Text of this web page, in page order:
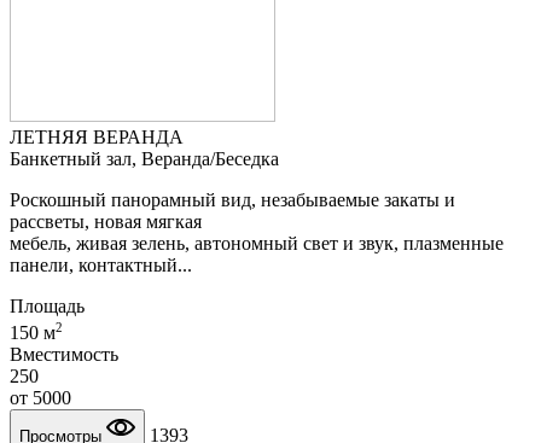
ЛЕТНЯЯ ВЕРАНДА
Банкетный зал, Веранда/Беседка
Роскошный панорамный вид, незабываемые закаты и
рассветы, новая мягкая
мебель, живая зелень, автономный свет и звук, плазменные
панели, контактный...
Площадь
150 м2
Вместимость
250
от 5000
Просмотры 1393